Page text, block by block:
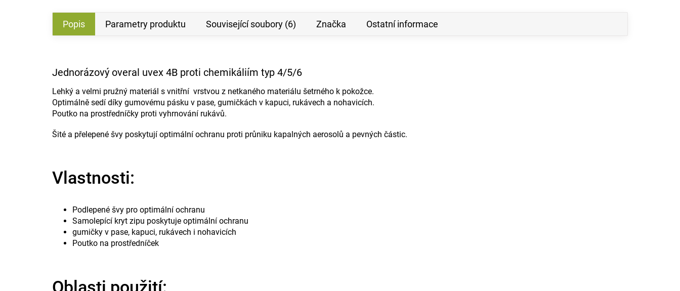
Popis Parametry produktu Související soubory (6) Značka Ostatní informace
Jednorázový overal uvex 4B proti chemikáliím typ 4/5/6
Lehký a velmi pružný materiál s vnitřní vrstvou z netkaného materiálu šetrného k pokožce.
Optimálně sedí díky gumovému pásku v pase, gumičkách v kapuci, rukávech a nohavicích.
Poutko na prostředníčky proti vyhrnování rukávů.
Šité a přelepené švy poskytují optimální ochranu proti průniku kapalných aerosolů a pevných částic.
Vlastnosti:
Podlepené švy pro optimální ochranu
Samolepící kryt zipu poskytuje optimální ochranu
gumičky v pase, kapuci, rukávech i nohavicích
Poutko na prostředníček
Oblasti použití: